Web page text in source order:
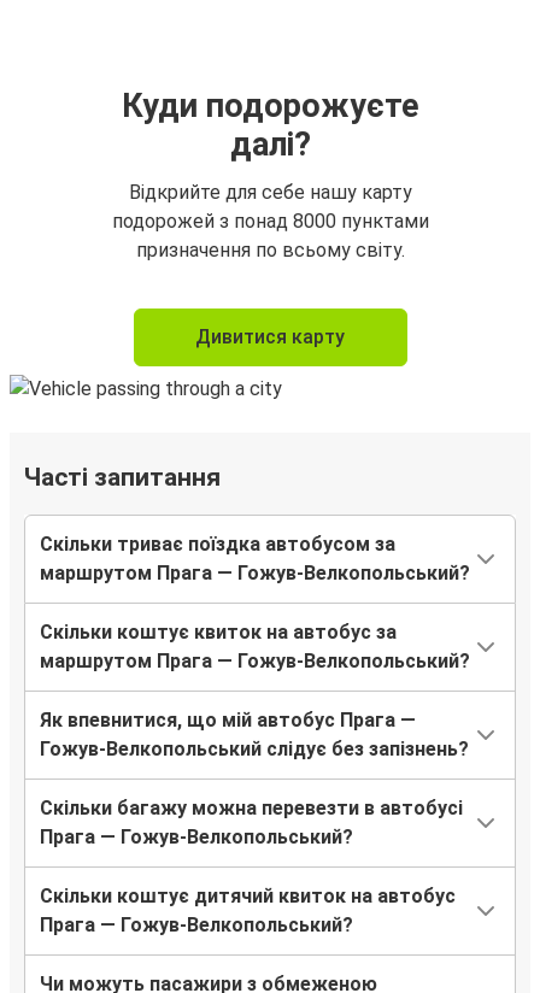
Куди подорожуєте
далі?
Відкрийте для себе нашу карту
подорожей з понад 8000 пунктами
призначення по всьому світу.
Дивитися карту
Часті запитання
Скільки триває поїздка автобусом за
маршрутом Прага — Гожув-Велкопольський?
Скільки коштує квиток на автобус за
маршрутом Прага — Гожув-Велкопольський?
Як впевнитися, що мій автобус Прага —
Гожув-Велкопольський слідує без запізнень?
Скільки багажу можна перевезти в автобусі
Прага — Гожув-Велкопольський?
Скільки коштує дитячий квиток на автобус
Прага — Гожув-Велкопольський?
Чи можуть пасажири з обмеженою